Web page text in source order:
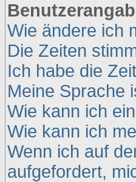
Wie ändere ich
Die Zeiten
Ich habe die
Meine Sprache
Wie kann ich
Wie kann ich
Wenn ich auf
aufgefordert,